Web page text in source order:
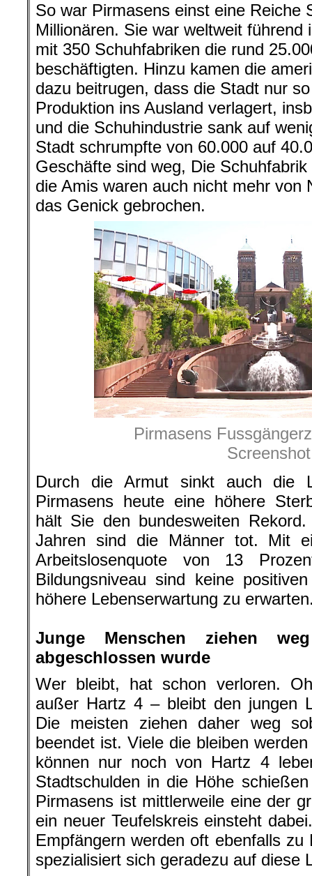
So war Pirmasens einst eine Reiche
Millionären. Sie war weltweit führend
mit 350 Schuhfabriken die rund
beschäftigten. Hinzu kamen die
dazu beitrugen, dass die Stadt nur
Produktion ins Ausland verlagert,
und die Schuhindustrie sank auf
Stadt schrumpfte von 60.000 auf
Geschäfte sind weg, Die
die Amis waren auch nicht mehr von
das Genick gebrochen.
Pirmasens
Screenshot
Durch die Armut sinkt auch die
Pirmasens heute eine höhere
hält Sie den bundesweiten
Jahren sind die Männer tot. Mit
Arbeitslosenquote von 13
Bildungsniveau sind keine
höhere Lebenserwartung zu
Junge Menschen ziehen
abgeschlossen wurde
Wer bleibt, hat schon verloren.
außer Hartz 4 – bleibt den jungen
Die meisten ziehen daher weg
beendet ist. Viele die bleiben
können nur noch von Hartz 4
Stadtschulden in die Höhe
Pirmasens ist mittlerweile eine der
ein neuer Teufelskreis einsteht
Empfängern werden oft ebenfalls zu
spezialisiert sich geradezu auf diese